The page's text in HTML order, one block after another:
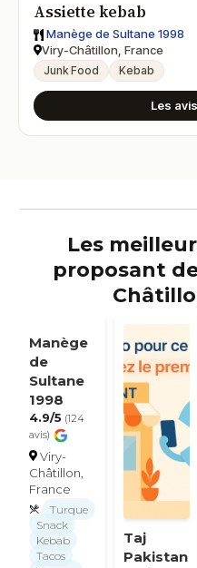
Assiette kebab
Manège de Sultane 1998
Viry-Châtillon, France
Junk Food Kebab
Les
Les
proposant
Manège
de
Sultane
1998
4.9/5 (124
avis)
Viry-
Châtillon,
France
Turque
Snack
Kebab
Tacos
Taj
Pakistan